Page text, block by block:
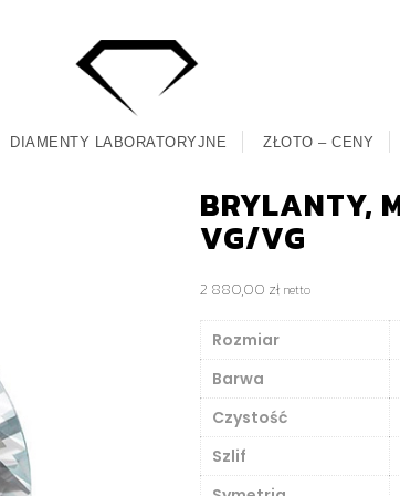
DIAMENTY LABORATORYJNE ZŁOTO – CENY
BRYLANTY,
VG/VG
2 880,00 zł netto
Rozmiar
Barwa
Czystość
Szlif